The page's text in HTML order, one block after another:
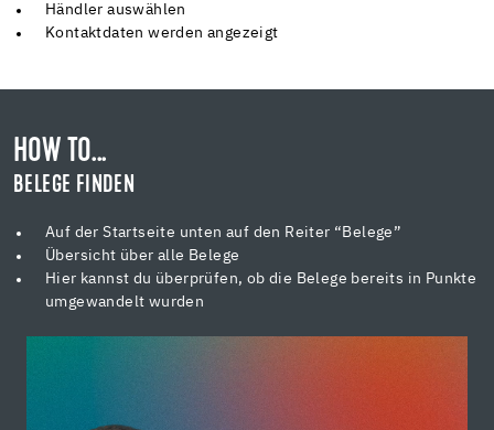
Händler auswählen
Kontaktdaten werden angezeigt
HOW TO...
BELEGE FINDEN
Auf der Startseite unten auf den Reiter “Belege”
Übersicht über alle Belege
Hier kannst du überprüfen, ob die Belege bereits in Punkte
umgewandelt wurden